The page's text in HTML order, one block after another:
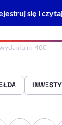
nr 480